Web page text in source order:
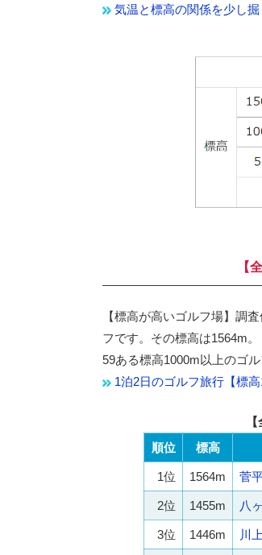
気温と標高の関係を少し
【
【標高が高いゴルフ場】調
フです。その標高は1564m
59ある標高1000m以上のゴ
1泊2日のゴルフ旅行【標高
順位
標高
1位 1564m 菅
2位 1455m 八
3位 1446m 川